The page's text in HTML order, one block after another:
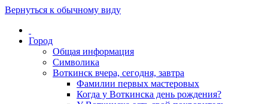
Вернуться к обычному виду
Город
Общая информация
Символика
Воткинск вчера, сегодня, завтра
Фамилии первых мастеровых
Когда у Воткинска день рождения?